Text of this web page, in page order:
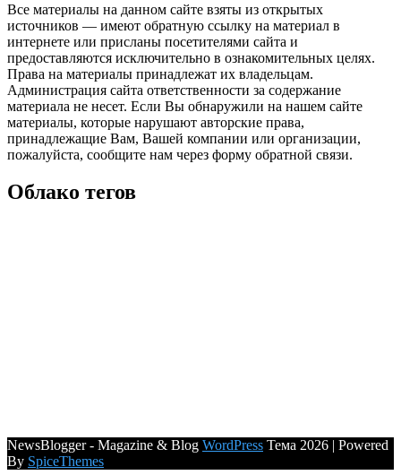
Все материалы на данном сайте взяты из открытых
источников — имеют обратную ссылку на материал в
интернете или присланы посетителями сайта и
предоставляются исключительно в ознакомительных целях.
Права на материалы принадлежат их владельцам.
Администрация сайта ответственности за содержание
материала не несет. Если Вы обнаружили на нашем сайте
материалы, которые нарушают авторские права,
принадлежащие Вам, Вашей компании или организации,
пожалуйста, сообщите нам через форму обратной связи.
Облако тегов
NewsBlogger - Magazine & Blog WordPress Тема 2026 | Powered
By SpiceThemes